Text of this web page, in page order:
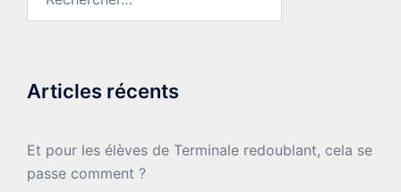
Articles récents
Et pour les élèves de Terminale redoublant, cela se
passe comment ?